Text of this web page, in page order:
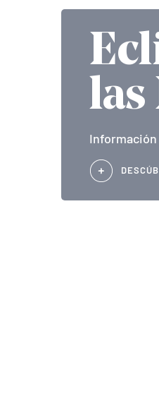
las